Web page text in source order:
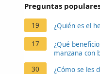
Preguntas
19 ¿Quién es el
17
¿Qué
manzana con
30
¿Cómo se les